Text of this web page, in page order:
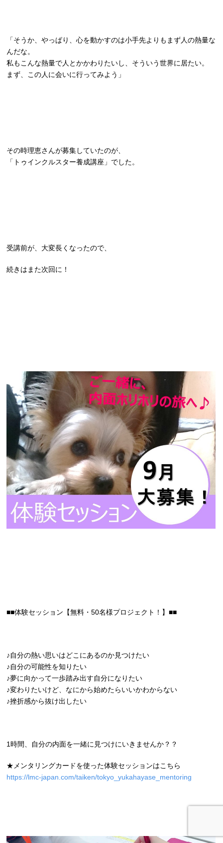
「そうか、やっぱり、心を動かすのは小手先よりもまず人の熱量な
んだな。
私もこんな熱量で人とかかわりたいし、そういう世界に居たい。
まず、この人に会いに行ってみよう」
その時理恵さんが募集していたのが、
「トゥインクルスター養成講座」でした。
受講前が、大変長くなったので、
続きはまた次回に！
■■体験セッション【無料・50名様プロジェクト！】■■
♪自分の熱い思いはどこにあるのか見つけたい
♪自分の可能性を知りたい
♪夢に向かって一歩踏み出す自分になりたい
♪変わりたいけど、なにから始めたらいいかわからない
♪挫折感から抜け出したい
1時間、自分の内面を一緒に見つけにいきませんか？？
★メンタリングカードを使った体験セッションはこちら
https://lmc-japan.com/taiken/tokyo_yukahayase_mentoring